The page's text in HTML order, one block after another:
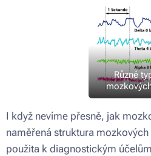
Různé
I když nevíme přesně, jak
naměřená struktura
použita k diagnostickým